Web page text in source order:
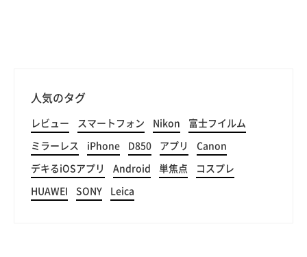
人気のタグ
レビュー スマートフォン Nikon 富士フイルム
ミラーレス iPhone D850 アプリ Canon
デキるiOSアプリ Android 単焦点 コスプレ
HUAWEI SONY Leica